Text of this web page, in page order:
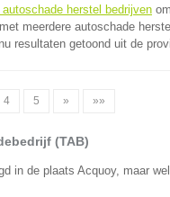
herstel bedrijven
meerdere autoschade
resultaten getoond uit de
4 5 » »»
(TAB)
in de plaats Acquoy, maar